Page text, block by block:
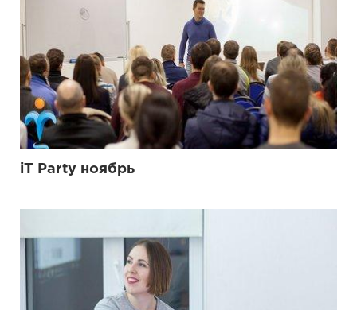
iT Party ноябрь